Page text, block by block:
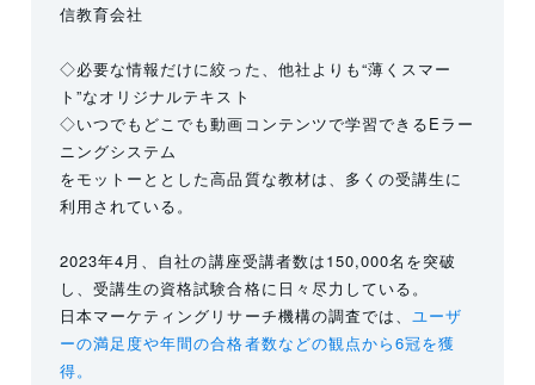
信教育会社
◇必要な情報だけに絞った、他社よりも“薄くスマー
ト”なオリジナルテキスト
◇いつでもどこでも動画コンテンツで学習できるEラー
ニングシステム
をモットーととした高品質な教材は、多くの受講生に
利用されている。
2023年4月、自社の講座受講者数は150,000名を突破
し、受講生の資格試験合格に日々尽力している。
日本マーケティングリサーチ機構の調査では、 ユーザ
ーの満足度や年間の合格者数などの観点から6冠を獲
得。